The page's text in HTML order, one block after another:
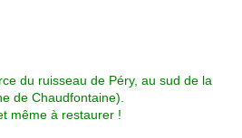
du ruisseau de Péry, au sud de la
de Chaudfontaine).
même à restaurer !